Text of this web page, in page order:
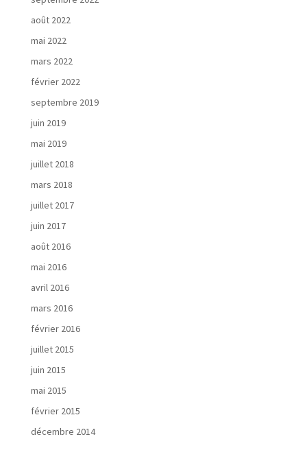
e
N
o
s
r
é
a
l
i
s
a
t
o
n
c
t
u
a
août 2022
mai 2022
mars 2022
février 2022
septembre 2019
juin 2019
mai 2019
juillet 2018
mars 2018
juillet 2017
juin 2017
août 2016
mai 2016
avril 2016
mars 2016
février 2016
juillet 2015
juin 2015
mai 2015
février 2015
décembre 2014